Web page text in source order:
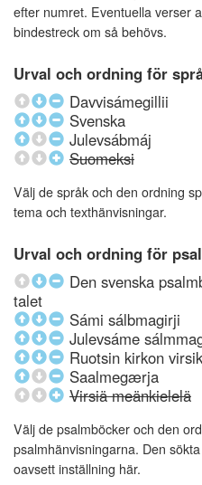
efter numret. Eventuella verser
bindestreck om så behövs.
Urval och ordning för
Davvisámegillii
Svenska
Julevsábmáj
Suomeksi
Välj de språk och den ordning
tema och texthänvisningar.
Urval och ordning för
Den svenska
talet
Sámi sálbmagirji
Julevsáme
Ruotsin kirkon
Saalmegærja
Virsiä meänkielelä
Välj de psalmböcker och den
psalmhänvisningarna. Den
oavsett inställning här.